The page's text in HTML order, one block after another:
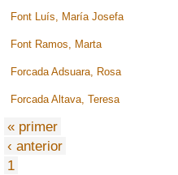
Font Luís, María Josefa
Font Ramos, Marta
Forcada Adsuara, Rosa
Forcada Altava, Teresa
« primer
‹ anterior
1